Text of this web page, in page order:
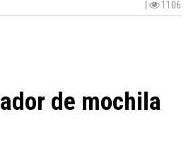
1106
de mochila